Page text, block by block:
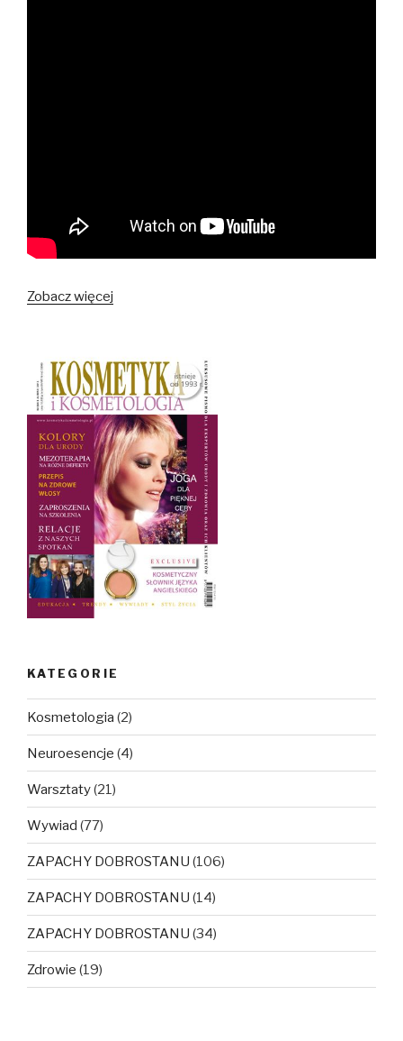
Zobacz więcej
KATEGORIE
Kosmetologia (2)
Neuroesencje (4)
Warsztaty(21)
Wywiad (77)
ZAPACHY DOBROSTANU (106)
ZAPACHY DOBROSTANU (14)
ZAPACHY DOBROSTANU (34)
Zdrowie (19)